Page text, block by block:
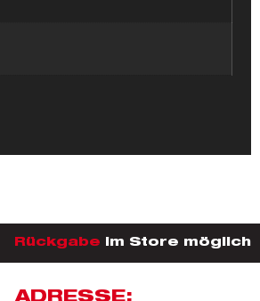
Rückgabe im Store möglich